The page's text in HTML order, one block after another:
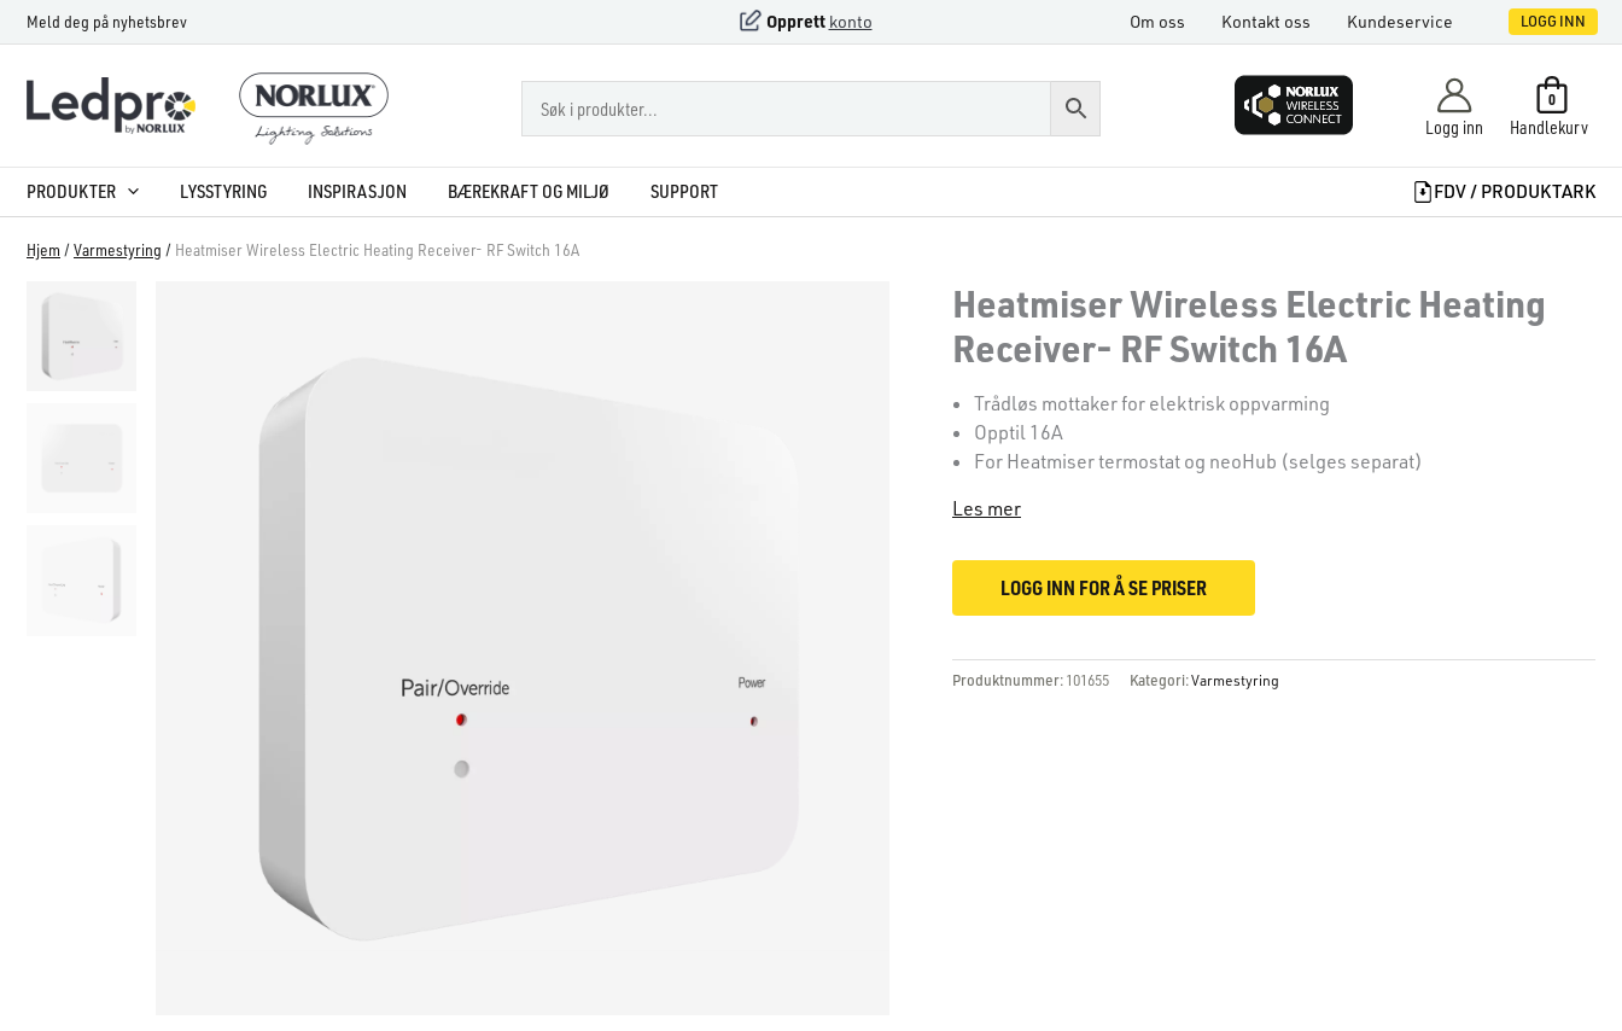
Hopp
rett
innholdet
Meld deg på nyhetsbrev Opprett konto Om oss Kontakt oss Kundeservice LOGG INN
Logg inn Handlekurv
0
PRODUKTER LYSSTYRING INSPIRASJON BÆREKRAFT OG MILJØ SUPPORT FDV / PRODUKTARK
Hjem /Varmestyring / Heatmiser Wireless Electric Heating Receiver- RF Switch 16A
Heatmiser Wireless Electric Heating
Receiver- RF Switch 16A
Trådløs mottaker for elektrisk oppvarming
Opptil 16A
For Heatmiser termostat og neoHub (selges separat)
Les mer
LOGG INN FOR Å SE PRISER
Produktnummer: 101655 Kategori:Varmestyring